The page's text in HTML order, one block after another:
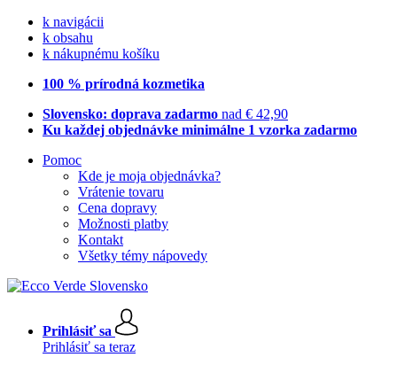
k navigácii
k obsahu
k nákupnému košíku
100 % prírodná kozmetika
Slovensko: doprava zadarmo nad € 42,90
Ku každej objednávke minimálne 1 vzorka zadarmo
Pomoc
Kde je moja objednávka?
Vrátenie tovaru
Cena dopravy
Možnosti platby
Kontakt
Všetky témy nápovedy
Prihlásiť sa
Prihlásiť sa teraz